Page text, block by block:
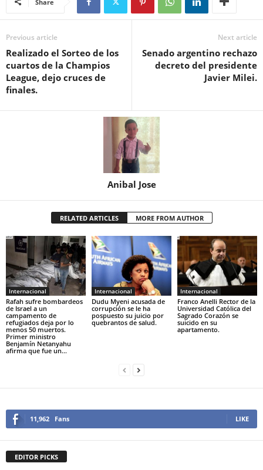
Share
Previous article
Realizado el Sorteo de los
cuartos de la Champios
League, dejo cruces de
finales.
Next article
Senado argentino rechazo
decreto del presidente
Javier Milei.
Anibal Jose
RELATED ARTICLES MORE FROM AUTHOR
Internacional
Rafah sufre bombardeos
de Israel a un
campamento de
refugiados deja por lo
menos 50 muertos.
Primer ministro
Benjamín Netanyahu
afirma que fue un...
Internacional
Dudu Myeni acusada de
corrupción se le ha
pospuesto su juicio por
quebrantos de salud.
Internacional
Franco Anelli Rector de la
Universidad Católica del
Sagrado Corazón se
suicido en su
apartamento.
11,962 Fans LIKE
EDITOR PICKS